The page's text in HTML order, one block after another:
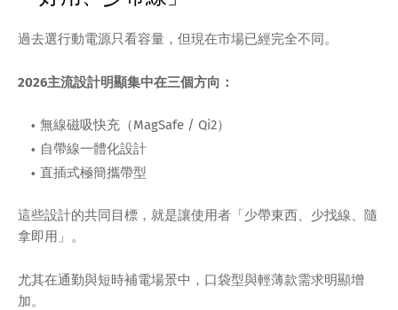
過去選行動電源只看容量，但現在市場已經完全不同。
2026主流設計明顯集中在三個方向：
無線磁吸快充（MagSafe / Qi2）
自帶線一體化設計
直插式極簡攜帶型
這些設計的共同目標，就是讓使用者「少帶東西、少找線、隨
拿即用」。
尤其在通勤與短時補電場景中，口袋型與輕薄款需求明顯增
加。